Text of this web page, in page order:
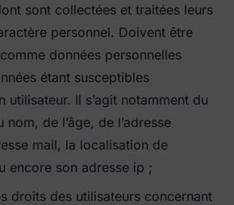
sont collectées et traitées leurs
personnel. Doivent être
données personnelles
étant susceptibles
utilisateur. Il s’agit notamment du
nom, de l’âge, de l’adresse
mail, la localisation de
encore son adresse ip ;
droits des utilisateurs concernant